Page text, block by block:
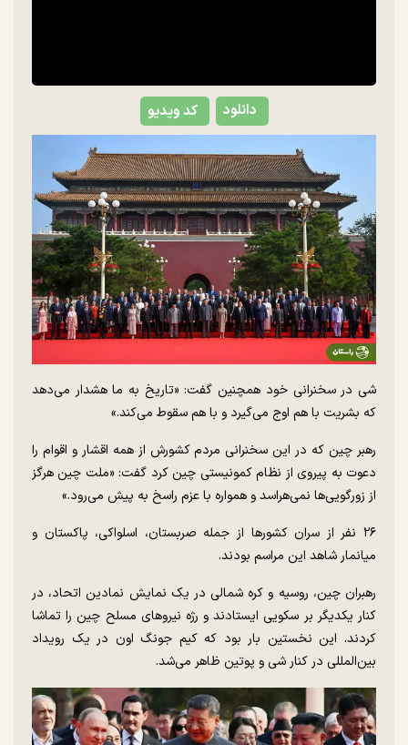
کد ویدیو دانلود
شی در سخنرانی خود همچنین گفت: «تاریخ به ما هشدار می‌دهد
که بشریت با هم اوج می‌گیرد و با هم سقوط می‌کند.»
رهبر چین که در این سخنرانی مردم کشورش از همه اقشار و اقوام را
دعوت به پیروی از نظام کمونیستی چین کرد گفت: «ملت چین هرگز
از زورگویی‌ها نمی‌هراسد و همواره با عزم راسخ به پیش می‌رود.»
۲۶ نفر از سران کشورها از جمله صربستان، اسلواکی، پاکستان و
میانمار شاهد این مراسم بودند.
رهبران چین، روسیه و کره شمالی در یک نمایش نمادین اتحاد، در
کنار یکدیگر بر سکویی ایستادند و رژه نیروهای مسلح چین را تماشا
کردند. این نخستین بار بود که کیم جونگ اون در یک رویداد
بین‌المللی در کنار شی و پوتین ظاهر می‌شد.